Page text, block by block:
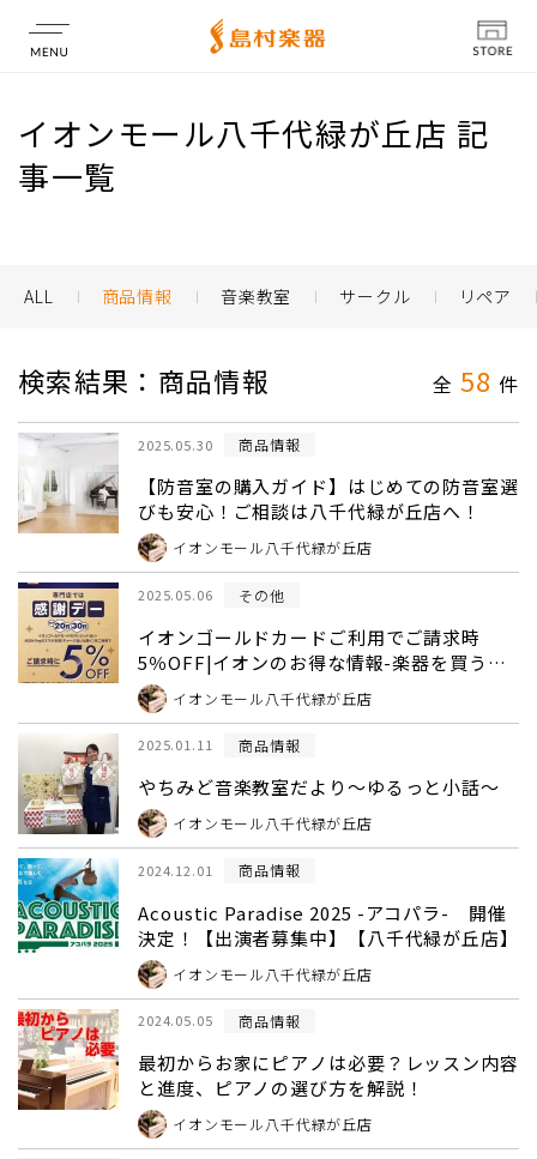
店舗情報
イオンモール八千代緑が丘店 記
事一覧
ALL 商品情報 音楽教室 サークル リペア
検索結果：商品情報 全 58 件
2025.05.30 商品情報
【防音室の購入ガイド】はじめての防音室選
びも安心！ご相談は八千代緑が丘店へ！
イオンモール八千代緑が丘店
2025.05.06 その他
イオンゴールドカードご利用でご請求時
5％OFF|イオンのお得な情報-楽器を買うな
ら島村楽器
イオンモール八千代緑が丘店
2025.01.11 商品情報
やちみど音楽教室だより～ゆるっと小話～
イオンモール八千代緑が丘店
2024.12.01 商品情報
Acoustic Paradise 2025 -アコパラ- 開催
決定！【出演者募集中】【八千代緑が丘店】
イオンモール八千代緑が丘店
2024.05.05 商品情報
最初からお家にピアノは必要？レッスン内容
と進度、ピアノの選び方を解説！
イオンモール八千代緑が丘店